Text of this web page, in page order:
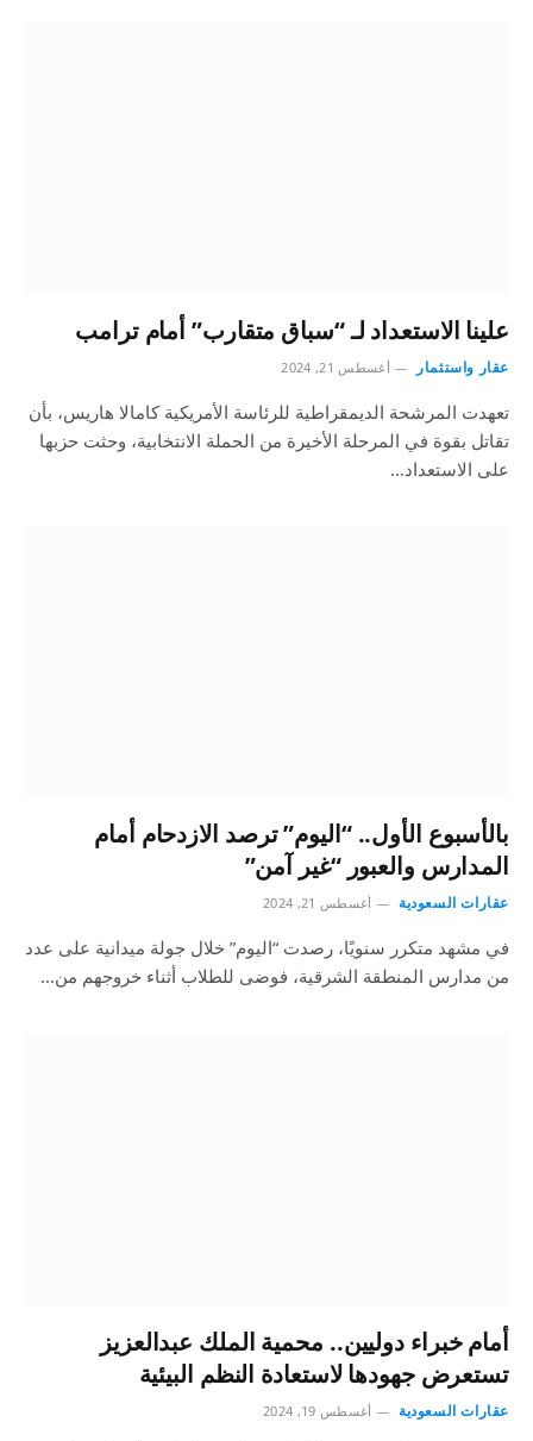
علينا الاستعداد لـ “سباق متقارب” أمام ترامب
عقار واستثمار أغسطس 21, 2024
تعهدت المرشحة الديمقراطية للرئاسة الأمريكية كامالا هاريس، بأن
تقاتل بقوة في المرحلة الأخيرة من الحملة الانتخابية، وحثت حزبها
على الاستعداد…
بالأسبوع الأول.. “اليوم” ترصد الازدحام أمام
المدارس والعبور “غير آمن”
عقارات السعودية أغسطس 21, 2024
في مشهد متكرر سنويًا، رصدت “اليوم” خلال جولة ميدانية على عدد
من مدارس المنطقة الشرقية، فوضى للطلاب أثناء خروجهم من…
أمام خبراء دوليين.. محمية الملك عبدالعزيز
تستعرض جهودها لاستعادة النظم البيئية
عقارات السعودية أغسطس 19, 2024